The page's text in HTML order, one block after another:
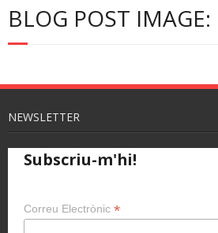
BLOG POST
NEWSLETTER
Subscriu-m'hi!
Correu Electrònic *